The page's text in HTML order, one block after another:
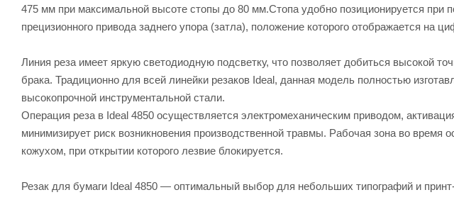
475 мм при максимальной высоте стопы до 80 мм.Стопа удобно позиционируется
прецизионного привода заднего упора (затла), положение которого отображается на
Линия реза имеет яркую светодиодную подсветку, что позволяет добиться высокой
брака. Традиционно для всей линейки резаков Ideal, данная модель полностью
высокопрочной инструментальной стали.
Операция реза в Ideal 4850 осуществляется электромеханическим приводом,
минимизирует риск возникновения производственной травмы. Рабочая зона во время
кожухом, при открытии которого лезвие блокируется.
Резак для бумаги Ideal 4850 — оптимальный выбор для небольших типографий и